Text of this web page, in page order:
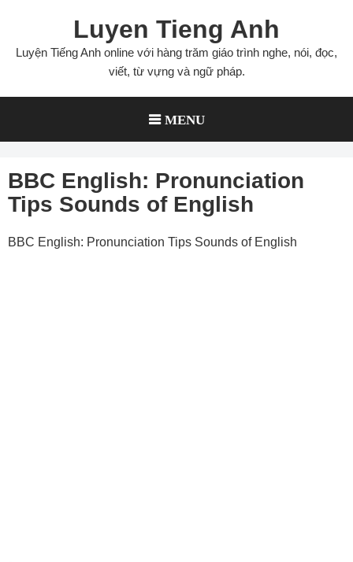
content
Luyen Tieng Anh
Luyện Tiếng Anh online với hàng trăm giáo trình nghe, nói, đọc,
viết, từ vựng và ngữ pháp.
MENU
BBC English: Pronunciation
Tips Sounds of English
BBC English: Pronunciation Tips Sounds of English